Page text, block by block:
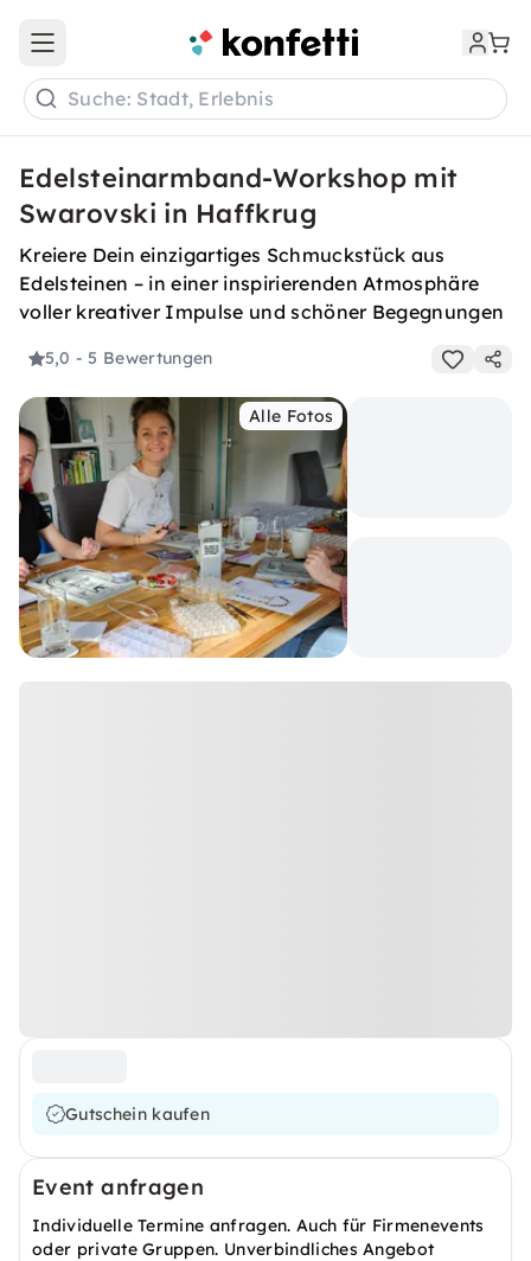
Open main menu
Suche: Stadt, Erlebnis
Edelsteinarmband-Workshop mit
Swarovski in Haffkrug
Kreiere Dein einzigartiges Schmuckstück aus
Edelsteinen – in einer inspirierenden Atmosphäre
voller kreativer Impulse und schöner Begegnungen
5,0 - 5 Bewertungen
Alle Fotos
Gutschein kaufen
Event anfragen
Individuelle Termine anfragen. Auch für Firmenevents
oder private Gruppen. Unverbindliches Angebot